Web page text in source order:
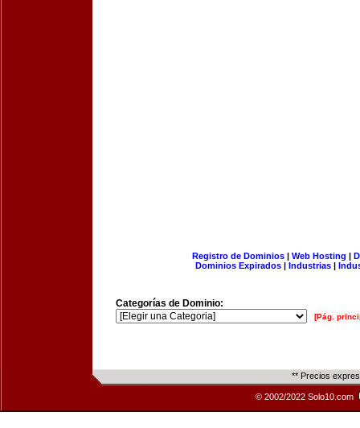
Registro de Dominios| Web Hosting |
Dominios Expirados | Industrias |
Categorías de Dominio:
[Pág.
** Precios
© 2002/2022 Solo10.com